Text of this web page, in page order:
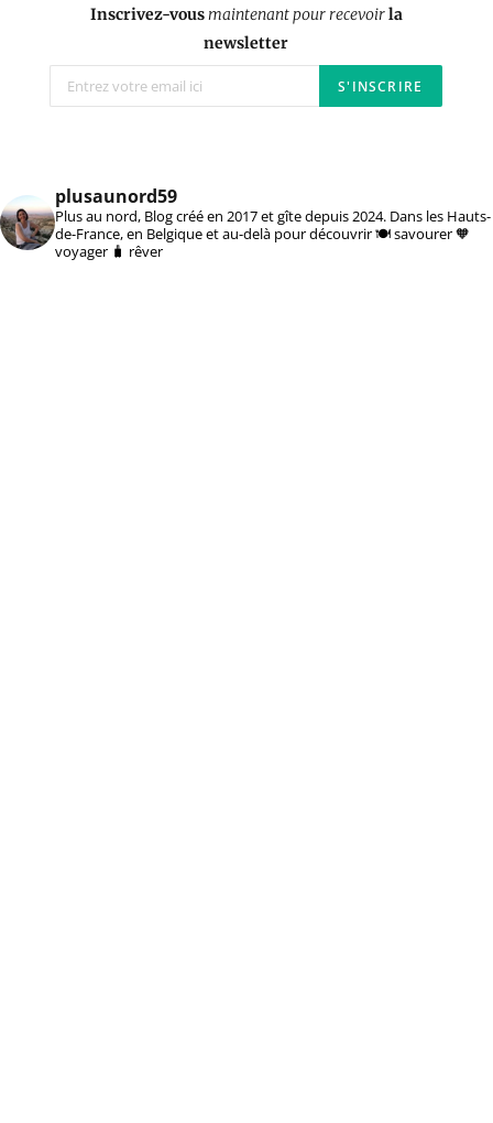
Inscrivez-vousmaintenant pour recevoirla
newsletter
plusaunord59
Plus au nord, Blog créé en 2017 et gîte depuis 2024. Dans les Hauts-
de-France, en Belgique et au-delà pour découvrir 🍽️ savourer 🧡
voyager 🧳 rêver